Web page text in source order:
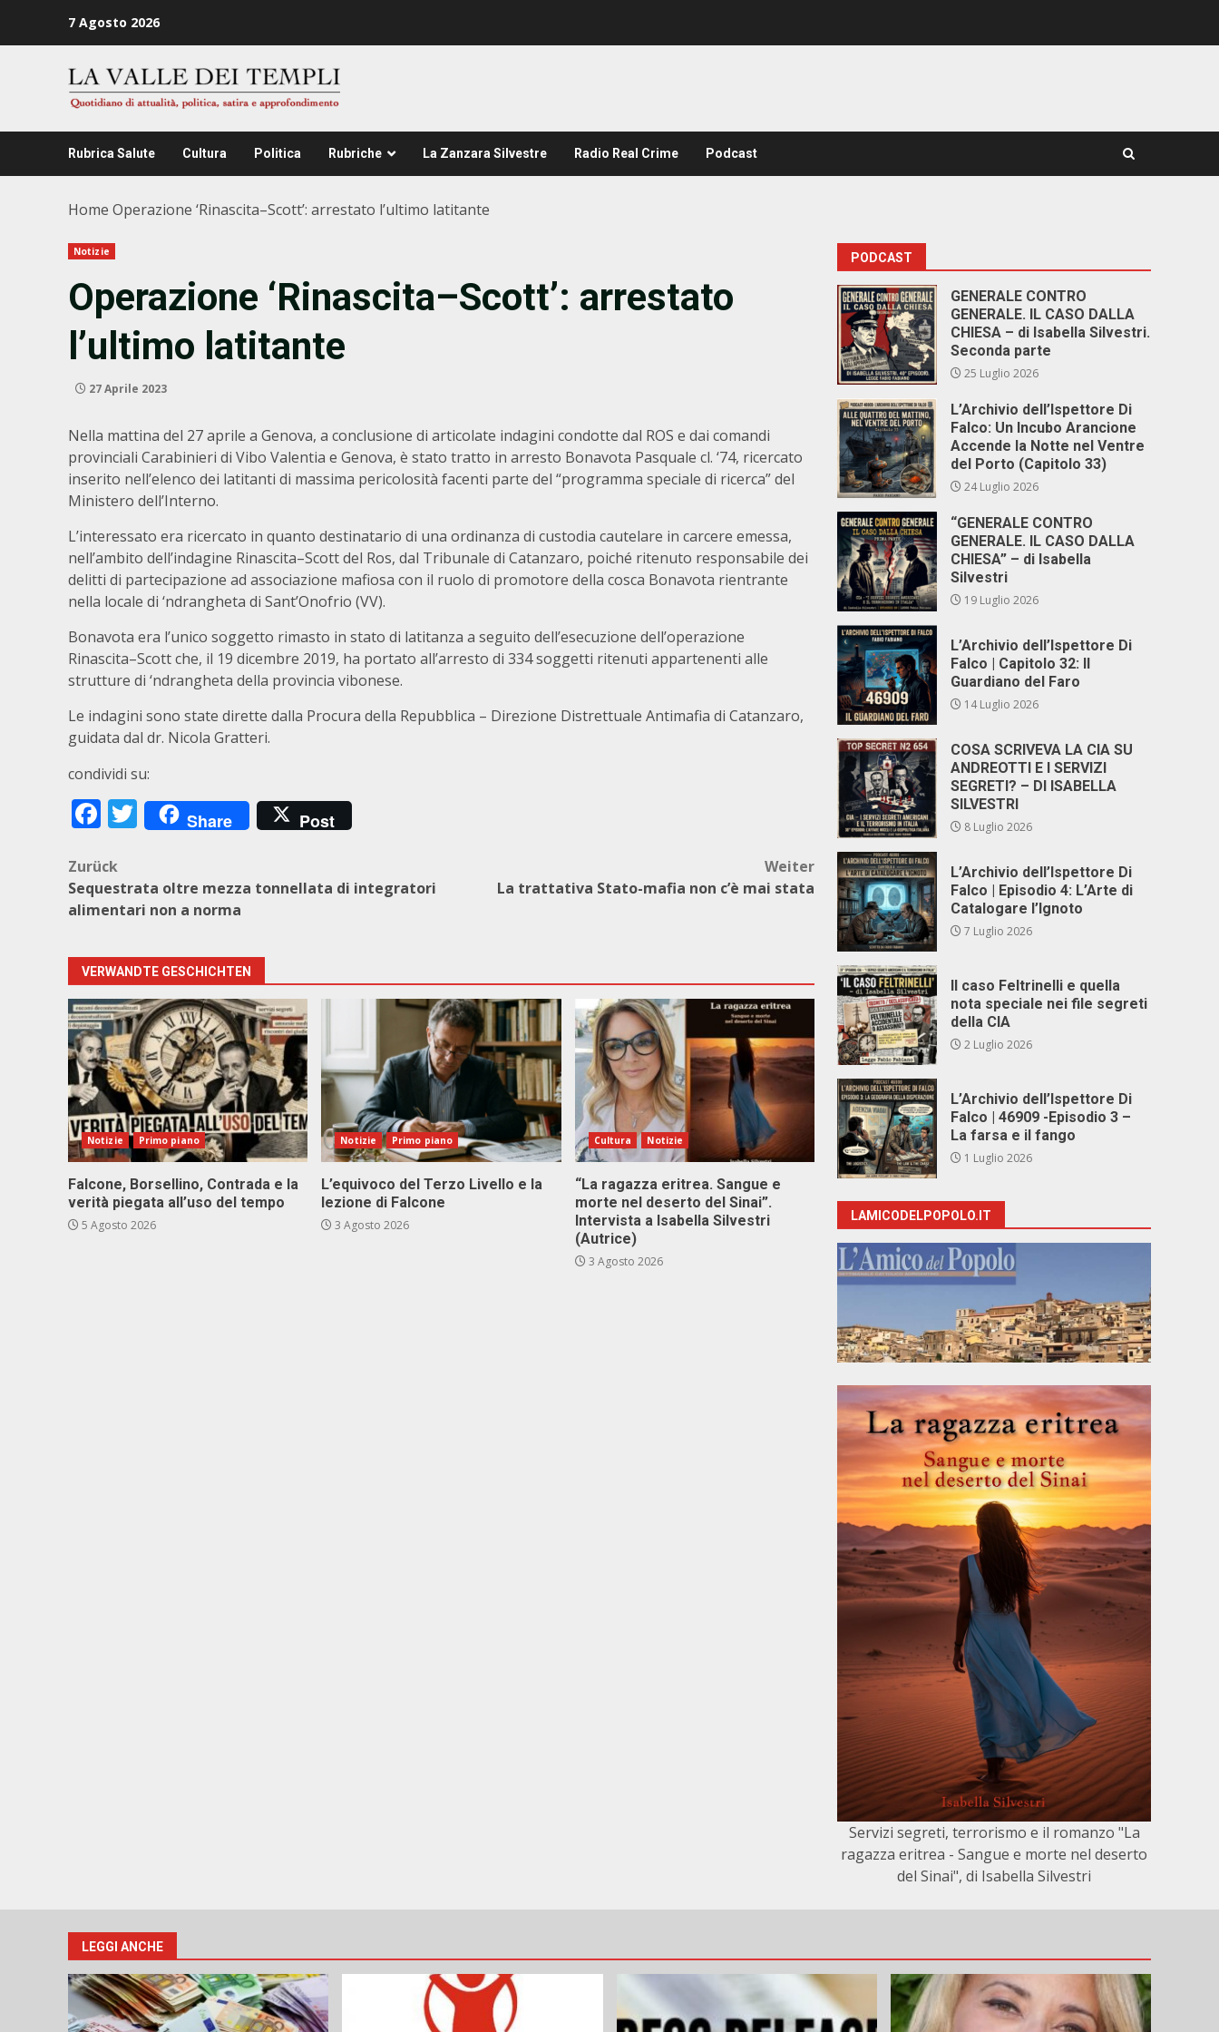
7 Agosto 2026
Rubrica Salute Cultura Politica Rubriche La Zanzara Silvestre Radio Real Crime Podcast
Home Operazione ‘Rinascita–Scott’: arrestato l’ultimo latitante
Notizie
Operazione ‘Rinascita–Scott’: arrestato
l’ultimo latitante
27 Aprile 2023
Nella mattina del 27 aprile a Genova, a conclusione di articolate indagini condotte dal ROS e dai comandi
provinciali Carabinieri di Vibo Valentia e Genova, è stato tratto in arresto Bonavota Pasquale cl. ‘74, ricercato
inserito nell’elenco dei latitanti di massima pericolosità facenti parte del “programma speciale di ricerca” del
Ministero dell’Interno.
L’interessato era ricercato in quanto destinatario di una ordinanza di custodia cautelare in carcere emessa,
nell’ambito dell’indagine Rinascita–Scott del Ros, dal Tribunale di Catanzaro, poiché ritenuto responsabile dei
delitti di partecipazione ad associazione mafiosa con il ruolo di promotore della cosca Bonavota rientrante
nella locale di ‘ndrangheta di Sant’Onofrio (VV).
Bonavota era l’unico soggetto rimasto in stato di latitanza a seguito dell’esecuzione dell’operazione
Rinascita–Scott che, il 19 dicembre 2019, ha portato all’arresto di 334 soggetti ritenuti appartenenti alle
strutture di ‘ndrangheta della provincia vibonese.
Le indagini sono state dirette dalla Procura della Repubblica – Direzione Distrettuale Antimafia di Catanzaro,
guidata dal dr. Nicola Gratteri.
condividi su:
Facebook
Twitter
Share Post
Beitragsnavigation
Zurück
Sequestrata oltre mezza tonnellata di integratori
alimentari non a norma
Weiter
La trattativa Stato-mafia non c’è mai stata
VERWANDTE GESCHICHTEN
Notizie Primo piano
Falcone, Borsellino, Contrada e la
verità piegata all’uso del tempo
5 Agosto 2026
Notizie Primo piano
L’equivoco del Terzo Livello e la
lezione di Falcone
3 Agosto 2026
Cultura Notizie
“La ragazza eritrea. Sangue e
morte nel deserto del Sinai”.
Intervista a Isabella Silvestri
(Autrice)
3 Agosto 2026
PODCAST
GENERALE CONTRO
GENERALE. IL CASO DALLA
CHIESA – di Isabella Silvestri.
Seconda parte
25 Luglio 2026
L’Archivio dell’Ispettore Di
Falco: Un Incubo Arancione
Accende la Notte nel Ventre
del Porto (Capitolo 33)
24 Luglio 2026
“GENERALE CONTRO
GENERALE. IL CASO DALLA
CHIESA” – di Isabella
Silvestri
19 Luglio 2026
L’Archivio dell’Ispettore Di
Falco | Capitolo 32: Il
Guardiano del Faro
14 Luglio 2026
COSA SCRIVEVA LA CIA SU
ANDREOTTI E I SERVIZI
SEGRETI? – DI ISABELLA
SILVESTRI
8 Luglio 2026
L’Archivio dell’Ispettore Di
Falco | Episodio 4: L’Arte di
Catalogare l’Ignoto
7 Luglio 2026
Il caso Feltrinelli e quella
nota speciale nei file segreti
della CIA
2 Luglio 2026
L’Archivio dell’Ispettore Di
Falco | 46909 -Episodio 3 –
La farsa e il fango
1 Luglio 2026
LAMICODELPOPOLO.IT
Servizi segreti, terrorismo e il romanzo "La
ragazza eritrea - Sangue e morte nel deserto
del Sinai", di Isabella Silvestri
LEGGI ANCHE